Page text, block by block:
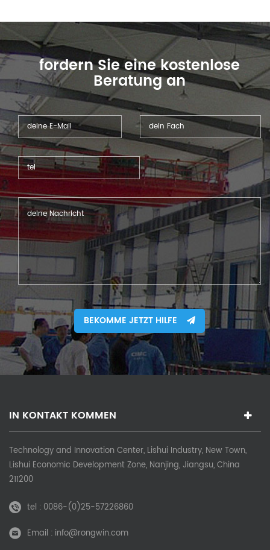
und verwandten Industrien
verwendet.
fordern Sie eine kostenlose
Beratung an
BEKOMME JETZT HILFE
IN KONTAKT KOMMEN
Technology and Innovation Center, Lishui Industry, New Town,
Lishui Economic Development Zone, Nanjing, Jiangsu, China
211200
tel : 0086-(0)25-57226860
Email : info@rongwin.com